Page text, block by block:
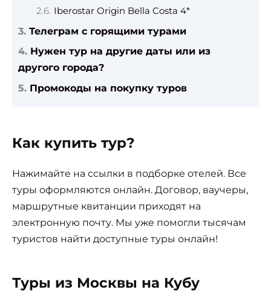
Iberostar Origin Bella Costa 4*
Телеграм с горящими турами
Нужен тур на другие даты или из
другого города?
Промокоды на покупку туров
Как купить тур?
Нажимайте на ссылки в подборке отелей. Все
туры оформляются онлайн. Договор, ваучеры,
маршрутные квитанции приходят на
электронную почту. Мы уже помогли тысячам
туристов найти доступные туры онлайн!
Туры из Москвы на Кубу